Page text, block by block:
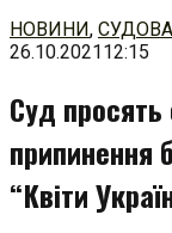
Перейти
до
НОВИНИ,
26.10.202112:15
Суд просять
припинення
“Квіти